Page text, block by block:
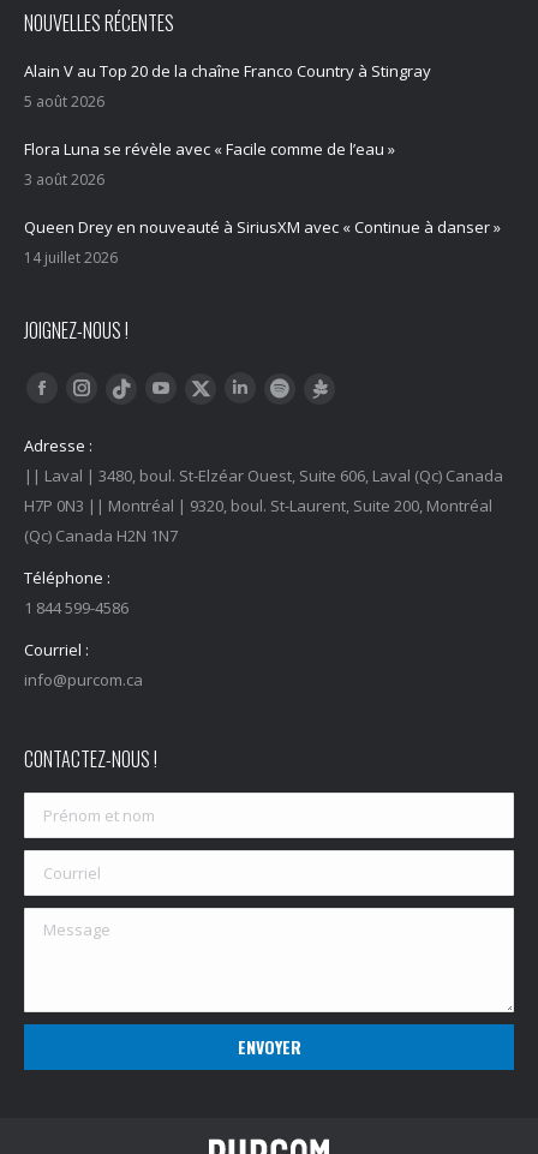
NOUVELLES RÉCENTES
Alain V au Top 20 de la chaîne Franco Country à Stingray
5 août 2026
Flora Luna se révèle avec « Facile comme de l’eau »
3 août 2026
Queen Drey en nouveauté à SiriusXM avec « Continue à danser »
14 juillet 2026
JOIGNEZ-NOUS !
Trouvez nous sur :
FacebookInstagram
Tiktok YouTubeTwitter LinkedInSpotify
Adresse :
|| Laval | 3480, boul. St-Elzéar Ouest, Suite 606, Laval (Qc) Canada
H7P 0N3 || Montréal | 9320, boul. St-Laurent, Suite 200, Montréal
(Qc) Canada H2N 1N7
Téléphone :
1 844 599-4586
Courriel :
info@purcom.ca
CONTACTEZ-NOUS !